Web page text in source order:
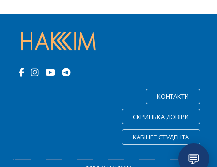
КОНТАКТИ
СКРИНЬКА ДОВІРИ
КАБІНЕТ СТУДЕНТА
💬